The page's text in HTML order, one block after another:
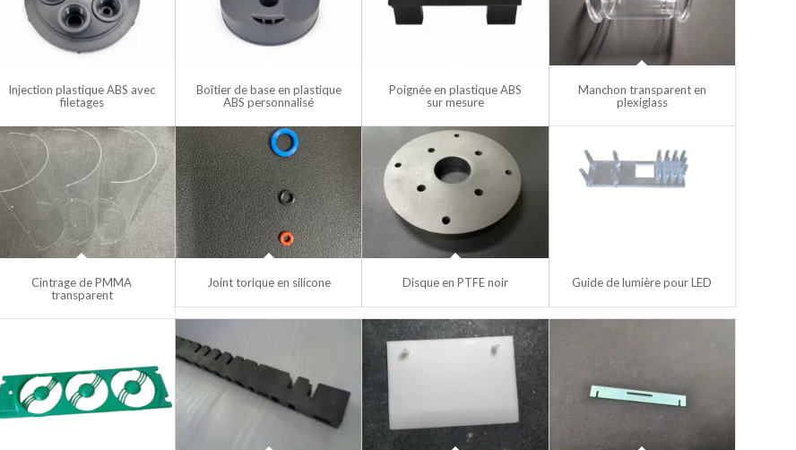
Injection plastique ABS avec
filetages
Boîtier de base en plastique
ABS personnalisé
Poignée en plastique ABS
sur mesure
Manchon transparent en
plexiglass
Cintrage de PMMA
transparent
Joint torique en silicone Disque en PTFE noir Guide de lumière pour LED